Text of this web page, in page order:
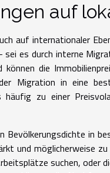
auf
auf internationaler
es durch interne
die
Migration in eine
häufig zu einer
Bevölkerungsdichte in
und möglicherweise
suchen, oder